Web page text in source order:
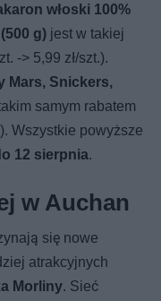
włoski 100%
g) jest w takiej
-> 5,99 zł/szt.).
Mars, Snickers,
samym rabatem
Wszystkie powyższe
12 sierpnia.
w Auchan
się nowe
atrakcyjnych
Morliny. Sieć